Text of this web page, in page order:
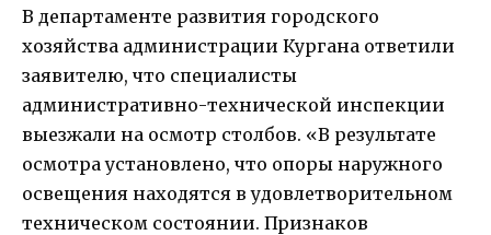
В департаменте развития городского
хозяйства администрации Кургана ответили
заявителю, что специалисты
административно-технической инспекции
выезжали на осмотр столбов. «В результате
осмотра установлено, что опоры наружного
освещения находятся в удовлетворительном
техническом состоянии. Признаков